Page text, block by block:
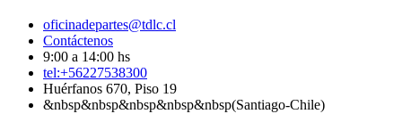
oficinadepartes@tdlc.cl
Contáctenos
9:00 a 14:00 hs
tel:+56227538300
Huérfanos 670, Piso 19
&nbsp&nbsp&nbsp&nbsp&nbsp(Santiago-Chile)